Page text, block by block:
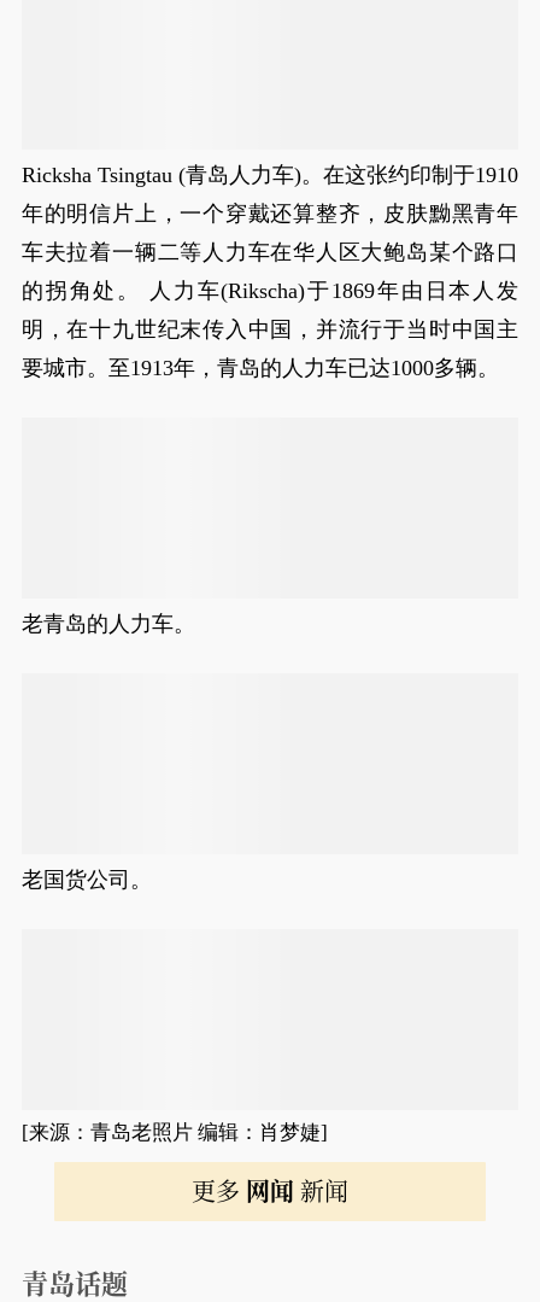
Ricksha Tsingtau (青岛人力车)。在这张约印制于1910
年的明信片上，一个穿戴还算整齐，皮肤黝黑青年
车夫拉着一辆二等人力车在华人区大鲍岛某个路口
的拐角处。 人力车(Rikscha)于1869年由日本人发
明，在十九世纪末传入中国，并流行于当时中国主
要城市。至1913年，青岛的人力车已达1000多辆。
老青岛的人力车。
老国货公司。
[来源：青岛老照片 编辑：肖梦婕]
更多 网闻 新闻
青岛话题